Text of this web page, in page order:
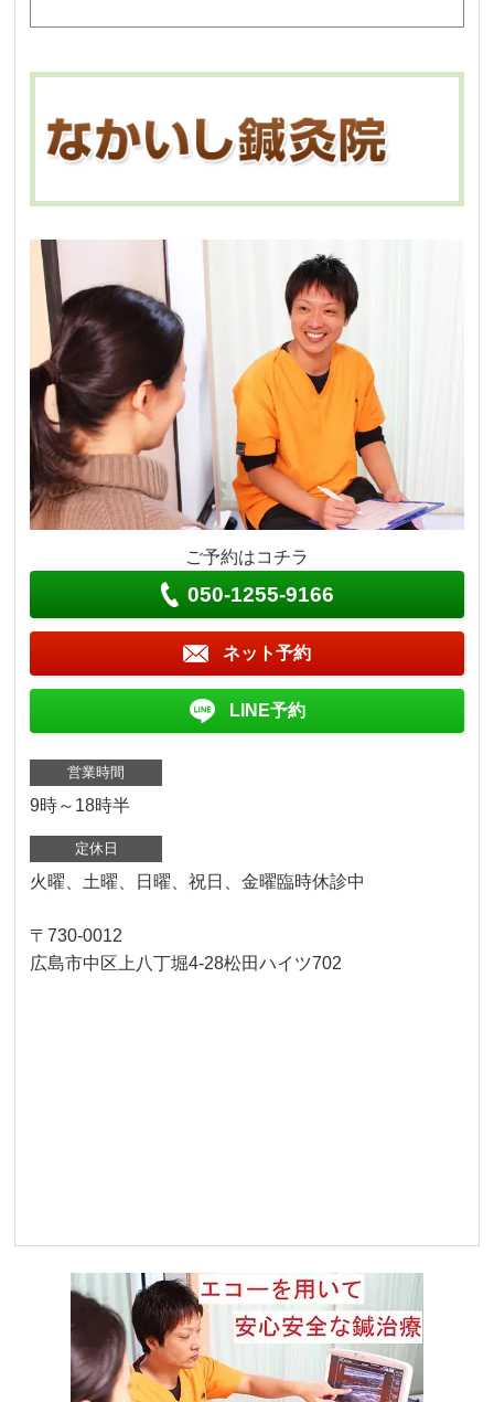
ご予約はコチラ
050-1255-9166
ネット予約
LINE予約
営業時間
9時～18時半
定休日
火曜、土曜、日曜、祝日、金曜臨時休診中
〒730-0012
広島市中区上八丁堀4-28松田ハイツ702